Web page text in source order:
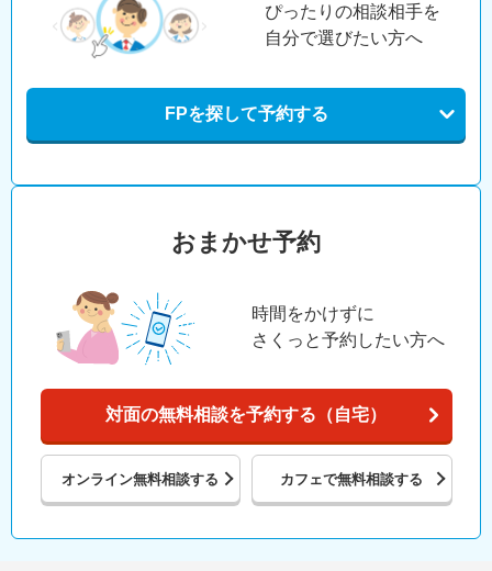
ぴったりの相談相手を
自分で選びたい方へ
FPを探して予約する
おまかせ予約
時間をかけずに
さくっと予約したい方へ
対面の無料相談を予約する（自宅）
オンライン無料相談する カフェで無料相談する